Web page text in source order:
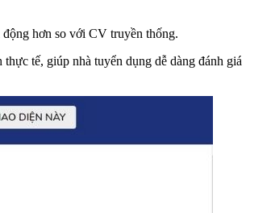
hơn so với CV truyền thống.
tế, giúp nhà tuyển dụng dễ dàng đánh giá